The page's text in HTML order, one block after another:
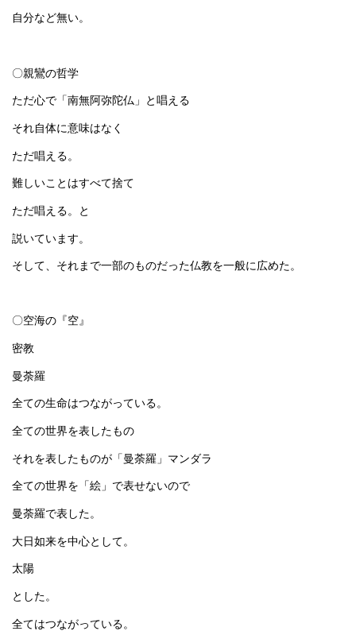
自分など無い。
〇親鸞の哲学
ただ心で「南無阿弥陀仏」と唱える
それ自体に意味はなく
ただ唱える。
難しいことはすべて捨て
ただ唱える。と
説いています。
そして、それまで一部のものだった仏教を一般に広めた。
〇空海の『空』
密教
曼荼羅
全ての生命はつながっている。
全ての世界を表したもの
それを表したものが「曼荼羅」マンダラ
全ての世界を「絵」で表せないので
曼荼羅で表した。
大日如来を中心として。
太陽
とした。
全てはつながっている。